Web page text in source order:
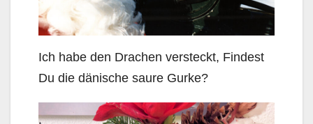
Ich habe den Drachen versteckt, Findest
Du die dänische saure Gurke?